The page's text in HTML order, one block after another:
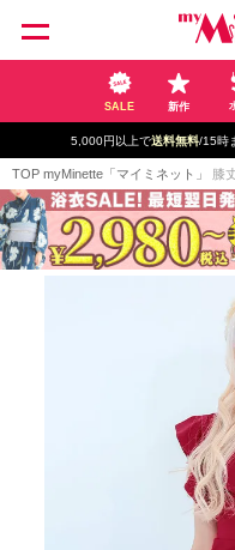
SALE 新作
5,000円以上で送料無料/15時
TOP myMinette「マイミネット」 膝